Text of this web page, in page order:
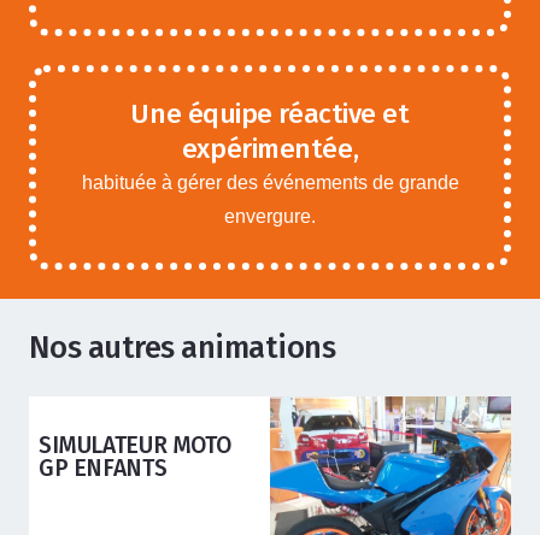
Une équipe réactive et
expérimentée,
habituée à gérer des événements de grande
envergure.
Nos autres animations
TRIKES
ELECTRIQUES